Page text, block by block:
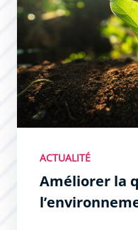
ACTUALITÉ
Améliorer la